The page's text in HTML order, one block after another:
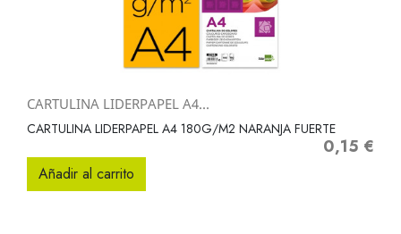
CARTULINA LIDERPAPEL A4...
CARTULINA LIDERPAPEL A4 180G/M2 NARANJA FUERTE
Precio
0,15 €
Añadir al carrito